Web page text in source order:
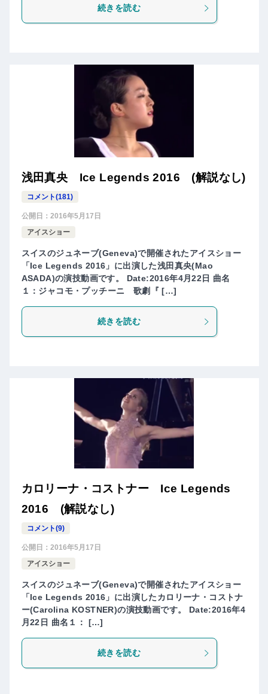
続きを読む
浅田真央 Ice Legends 2016 (解説なし)
コメント(181)
公開日： 2016年5月17日
アイスショー
スイスのジュネーブ(Geneva)で開催されたアイスショー
「Ice Legends 2016」に出演した浅田真央(Mao
ASADA)の演技動画です。 Date:2016年4月22日 曲名
１：ジャコモ・プッチーニ 歌劇『 […]
続きを読む
カロリーナ・コストナー Ice Legends
2016 (解説なし)
コメント(9)
公開日： 2016年5月17日
アイスショー
スイスのジュネーブ(Geneva)で開催されたアイスショー
「Ice Legends 2016」に出演したカロリーナ・コストナ
ー(Carolina KOSTNER)の演技動画です。 Date:2016年4
月22日 曲名１： […]
続きを読む